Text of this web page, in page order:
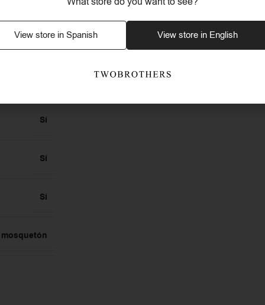
Sí
Sí
Sí
View store in Spanish View store in English